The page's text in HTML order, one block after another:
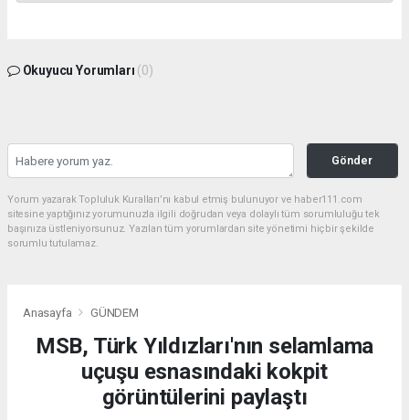
Okuyucu Yorumları (0)
Gönder
Yorum yazarak Topluluk Kuralları’nı kabul etmiş bulunuyor ve haber111.com
sitesine yaptığınız yorumunuzla ilgili doğrudan veya dolaylı tüm sorumluluğu tek
başınıza üstleniyorsunuz. Yazılan tüm yorumlardan site yönetimi hiçbir şekilde
sorumlu tutulamaz.
Anasayfa GÜNDEM
MSB, Türk Yıldızları'nın selamlama
uçuşu esnasındaki kokpit
görüntülerini paylaştı